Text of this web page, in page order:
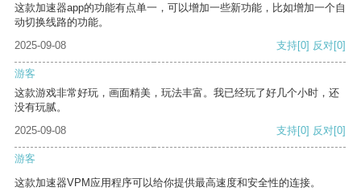
这款加速器app的功能有点单一，可以增加一些新功能，比如增加一个自
动切换线路的功能。
2025-09-08
支持[0] 反对[0]
游客
这款游戏非常好玩，画面精美，玩法丰富。我已经玩了好几个小时，还
没有玩腻。
2025-09-08
支持[0] 反对[0]
游客
这款加速器VPM应用程序可以给你提供最高速度和安全性的连接。